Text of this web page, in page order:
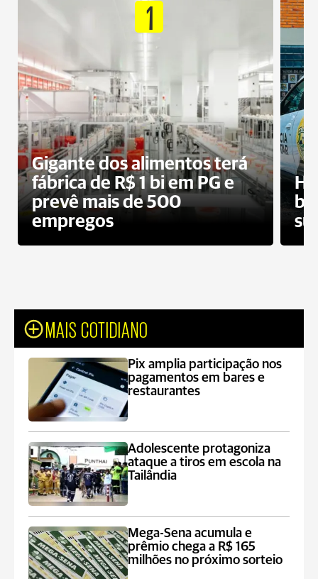
1
Gigante dos alimentos terá
fábrica de R$ 1 bi em PG e
prevê mais de 500
empregos
MAIS COTIDIANO
Pix amplia participação nos
pagamentos em bares e
restaurantes
Adolescente protagoniza
ataque a tiros em escola na
Tailândia
Mega-Sena acumula e
prêmio chega a R$ 165
milhões no próximo sorteio